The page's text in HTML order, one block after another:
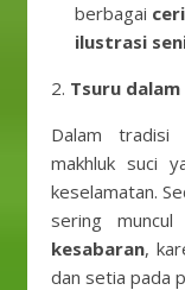
berbagai
ilustrasi
2. Tsuru
Dalam tradisi
makhluk suci
keselamatan.
sering
kesabaran,
dan setia pada